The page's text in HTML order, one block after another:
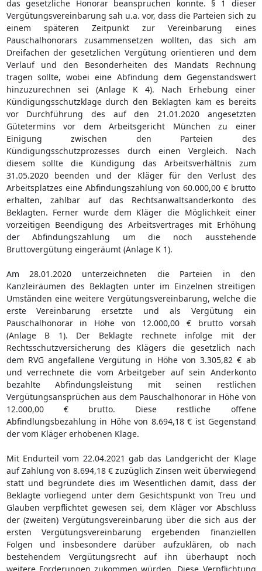
das gesetzliche Honorar beanspruchen konnte. § 1 dieser
Vergütungsvereinbarung sah u.a. vor, dass die Parteien sich zu
einem späteren Zeitpunkt zur Vereinbarung eines
Pauschalhonorars zusammensetzen wollten, das sich am
Dreifachen der gesetzlichen Vergütung orientieren und dem
Verlauf und den Besonderheiten des Mandats Rechnung
tragen sollte, wobei eine Abfindung dem Gegenstandswert
hinzuzurechnen sei (Anlage K 4). Nach Erhebung einer
Kündigungsschutzklage durch den Beklagten kam es bereits
vor Durchführung des auf den 21.01.2020 angesetzten
Gütetermins vor dem Arbeitsgericht München zu einer
Einigung zwischen den Parteien des
Kündigungsschutzprozesses durch einen Vergleich. Nach
diesem sollte die Kündigung das Arbeitsverhältnis zum
31.05.2020 beenden und der Kläger für den Verlust des
Arbeitsplatzes eine Abfindungszahlung von 60.000,00 € brutto
erhalten, zahlbar auf das Rechtsanwaltsanderkonto des
Beklagten. Ferner wurde dem Kläger die Möglichkeit einer
vorzeitigen Beendigung des Arbeitsvertrages mit Erhöhung
der Abfindungszahlung um die noch ausstehende
Bruttovergütung eingeräumt (Anlage K 1).
Am 28.01.2020 unterzeichneten die Parteien in den
Kanzleiräumen des Beklagten unter im Einzelnen streitigen
Umständen eine weitere Vergütungsvereinbarung, welche die
erste Vereinbarung ersetzte und als Vergütung ein
Pauschalhonorar in Höhe von 12.000,00 € brutto vorsah
(Anlage B 1). Der Beklagte rechnete infolge mit der
Rechtsschutzversicherung des Klägers die gesetzlich nach
dem RVG angefallene Vergütung in Höhe von 3.305,82 € ab
und verrechnete die vom Arbeitgeber auf sein Anderkonto
bezahlte Abfindungsleistung mit seinen restlichen
Vergütungsansprüchen aus dem Pauschalhonorar in Höhe von
12.000,00 € brutto. Diese restliche offene
Abfindlungsbezahlung in Höhe von 8.694,18 € ist Gegenstand
der vom Kläger erhobenen Klage.
Mit Endurteil vom 22.04.2021 gab das Landgericht der Klage
auf Zahlung von 8.694,18 € zuzüglich Zinsen weit überwiegend
statt und begründete dies im Wesentlichen damit, dass der
Beklagte vorliegend unter dem Gesichtspunkt von Treu und
Glauben verpflichtet gewesen sei, dem Kläger vor Abschluss
der (zweiten) Vergütungsvereinbarung über die sich aus der
ersten Vergütungsvereinbarung ergebenden finanziellen
Folgen und insbesondere darüber aufzuklären, ob nach
bestehendem Vergütungsrecht auf ihn überhaupt noch
weitere Forderungen zukommen würden. Diese Verpflichtung